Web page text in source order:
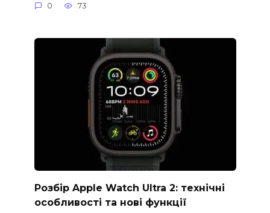
0 73
Розбір Apple Watch Ultra 2: технічні
особливості та нові функції